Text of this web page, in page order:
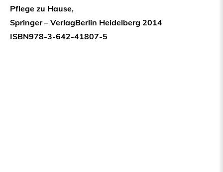
Pflege zu Hause,
Springer – VerlagBerlin Heidelberg 2014
ISBN978-3-642-41807-5